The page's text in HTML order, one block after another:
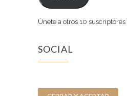
Únete a otros 10 suscriptores
SOCIAL